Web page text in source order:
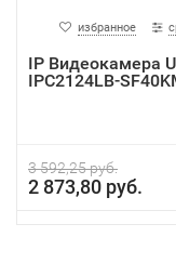
избранное
IP Видеокамера
IPC2124LB-
3 592,25 руб.
2 873,80 руб.